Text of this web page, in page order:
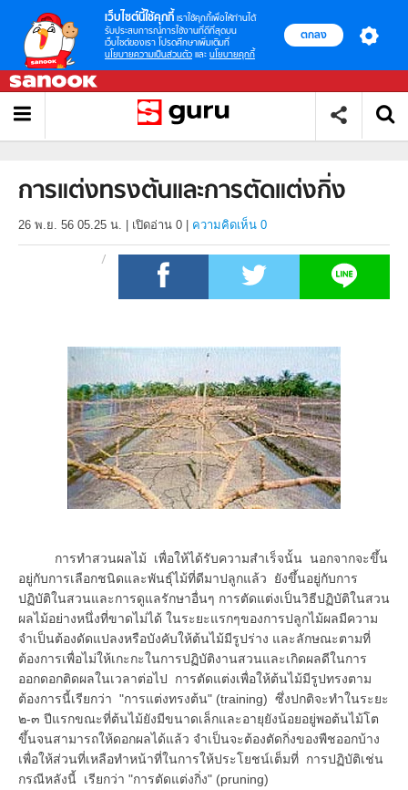
เว็บไซต์นี้ใช้คุกกี้ เราใช้คุกกี้เพื่อให้ท่านได้
รับประสบการณ์การใช้งานที่ดีที่สุดบน
เว็บไซต์ของเรา โปรดศึกษาเพิ่มเติมที่
นโยบายความเป็นส่วนตัว และ นโยบายคุกกี้
ตกลง
การแต่งทรงต้นและการตัดแต่งกิ่ง
26 พ.ย. 56 05.25 น. เปิดอ่าน 0 ความคิดเห็น 0
การทำสวนผลไม้ เพื่อให้ได้รับความสำเร็จนั้น นอกจากจะขึ้น
อยู่กับการเลือกชนิดและพันธุ์ไม้ที่ดีมาปลูกแล้ว ยังขึ้นอยู่กับการ
ปฏิบัติในสวนและการดูแลรักษาอื่นๆ การตัดแต่งเป็นวิธีปฏิบัติในสวน
ผลไม้อย่างหนึ่งที่ขาดไม่ได้ ในระยะแรกๆของการปลูกไม้ผลมีความ
จำเป็นต้องดัดแปลงหรือบังคับให้ต้นไม้มีรูปร่าง และลักษณะตามที่
ต้องการเพื่อไม่ให้เกะกะในการปฏิบัติงานสวนและเกิดผลดีในการ
ออกดอกติดผลในเวลาต่อไป การตัดแต่งเพื่อให้ต้นไม้มีรูปทรงตาม
ต้องการนี้เรียกว่า "การแต่งทรงต้น" (training) ซึ่งปกติจะทำในระยะ
๒-๓ ปีแรกขณะที่ต้นไม้ยังมีขนาดเล็กและอายุยังน้อยอยู่พอต้นไม้โต
ขึ้นจนสามารถให้ดอกผลได้แล้ว จำเป็นจะต้องตัดกิ่งของพืชออกบ้าง
เพื่อให้ส่วนที่เหลือทำหน้าที่ในการให้ประโยชน์เต็มที่ การปฏิบัติเช่น
กรณีหลังนี้ เรียกว่า "การตัดแต่งกิ่ง" (pruning)